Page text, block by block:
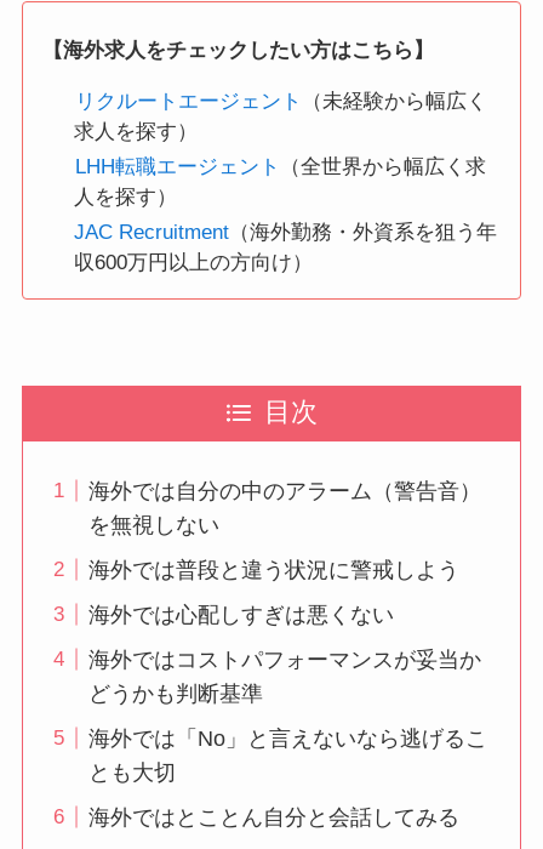
【海外求人をチェックしたい方はこちら】
リクルートエージェント
（未経験から幅広く
求人を探す）
LHH転職エージェント
（全世界から幅広く求
人を探す）
JAC Recruitment （海外勤務・外資系を狙う年
収600万円以上の方向け）
目次
海外では自分の中のアラーム（警告音）
を無視しない
海外では普段と違う状況に警戒しよう
海外では心配しすぎは悪くない
海外ではコストパフォーマンスが妥当か
どうかも判断基準
海外では「No」と言えないなら逃げるこ
とも大切
海外ではとことん自分と会話してみる